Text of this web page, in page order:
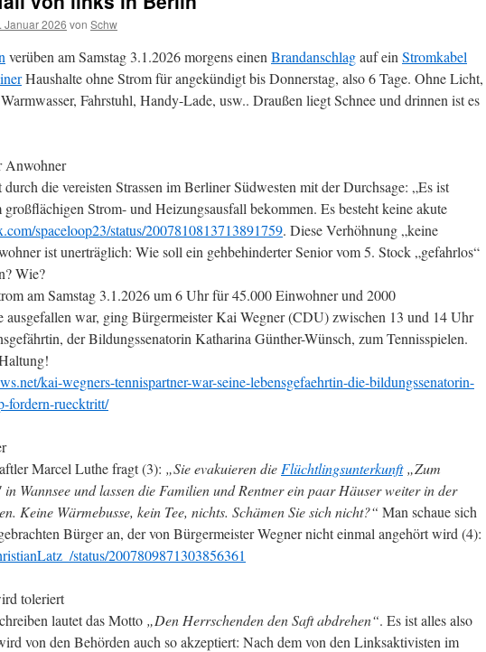
Januar 2026 von Schw
verüben am Samstag 3.1.2026 morgens einen Brandanschlagauf ein Stromkabel
Haushalte ohne Strom für angekündigt bis Donnerstag, also 6 Tage. Ohne Licht,
Fahrstuhl, Handy-Lade, usw.. Draußen liegt Schnee und drinnen ist es
Anwohner
die vereisten Strassen im Berliner Südwesten mit der Durchsage: „Es ist
großflächigen Strom- und Heizungsausfall bekommen. Es besteht keine akute
spaceloop23/status/2007810813713891759. Diese Verhöhnung „keine
ist unerträglich: Wie soll ein gehbehinderter Senior vom 5. Stock „gefahrlos“
Wie?
am Samstag 3.1.2026 um 6 Uhr für 45.000 Einwohner und 2000
ausgefallen war, ging Bürgermeister Kai Wegner (CDU) zwischen 13 und 14 Uhr
der Bildungssenatorin Katharina Günther-Wünsch, zum Tennisspielen.
kai-wegners-tennispartner-war-seine-lebensgefaehrtin-die-bildungssenatorin-
fordern-ruecktritt/
Marcel Luthe fragt (3): „Sie evakuieren die Flüchtlingsunterkunft„Zum
in Wannsee und lassen die Familien und Rentner ein paar Häuser weiter in der
Keine Wärmebusse, kein Tee, nichts. Schämen Sie sich nicht?“ Man schaue sich
Bürger an, der von Bürgermeister Wegner nicht einmal angehört wird (4):
status/2007809871303856361
toleriert
lautet das Motto „Den Herrschenden den Saft abdrehen“. Es ist alles also
von den Behörden auch so akzeptiert: Nach dem von den Linksaktivisten im